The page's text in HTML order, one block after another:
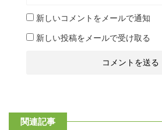
新しいコメントをメールで通知
新しい投稿をメールで受け取る
関連記事